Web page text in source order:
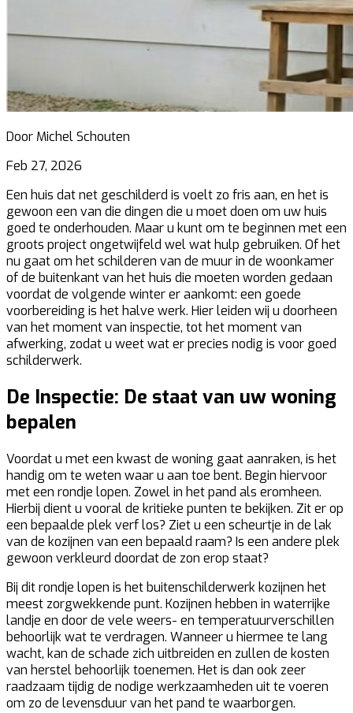
Door Michel Schouten
Feb 27, 2026
Een huis dat net geschilderd is voelt zo fris aan, en het is
gewoon een van die dingen die u moet doen om uw huis
goed te onderhouden. Maar u kunt om te beginnen met een
groots project ongetwijfeld wel wat hulp gebruiken. Of het
nu gaat om het schilderen van de muur in de woonkamer
of de buitenkant van het huis die moeten worden gedaan
voordat de volgende winter er aankomt: een goede
voorbereiding is het halve werk. Hier leiden wij u doorheen
van het moment van inspectie, tot het moment van
afwerking, zodat u weet wat er precies nodig is voor goed
schilderwerk.
De Inspectie: De staat van uw woning
bepalen
Voordat u met een kwast de woning gaat aanraken, is het
handig om te weten waar u aan toe bent. Begin hiervoor
met een rondje lopen. Zowel in het pand als eromheen.
Hierbij dient u vooral de kritieke punten te bekijken. Zit er op
een bepaalde plek verf los? Ziet u een scheurtje in de lak
van de kozijnen van een bepaald raam? Is een andere plek
gewoon verkleurd doordat de zon erop staat?
Bij dit rondje lopen is het buitenschilderwerk kozijnen het
meest zorgwekkende punt. Kozijnen hebben in waterrijke
landje en door de vele weers- en temperatuurverschillen
behoorlijk wat te verdragen. Wanneer u hiermee te lang
wacht, kan de schade zich uitbreiden en zullen de kosten
van herstel behoorlijk toenemen. Het is dan ook zeer
raadzaam tijdig de nodige werkzaamheden uit te voeren
om zo de levensduur van het pand te waarborgen.